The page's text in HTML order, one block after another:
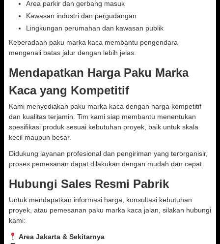
Area parkir dan gerbang masuk
Kawasan industri dan pergudangan
Lingkungan perumahan dan kawasan publik
Keberadaan paku marka kaca membantu pengendara
mengenali batas jalur dengan lebih jelas.
Mendapatkan Harga Paku Marka
Kaca yang Kompetitif
Kami menyediakan paku marka kaca dengan harga kompetitif
dan kualitas terjamin. Tim kami siap membantu menentukan
spesifikasi produk sesuai kebutuhan proyek, baik untuk skala
kecil maupun besar.
Didukung layanan profesional dan pengiriman yang terorganisir,
proses pemesanan dapat dilakukan dengan mudah dan cepat.
Hubungi Sales Resmi Pabrik
Untuk mendapatkan informasi harga, konsultasi kebutuhan
proyek, atau pemesanan paku marka kaca jalan, silakan hubungi
kami:
Area Jakarta & Sekitarnya